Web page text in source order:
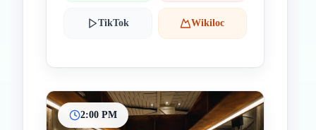
TikTok Wikiloc
2:00 PM